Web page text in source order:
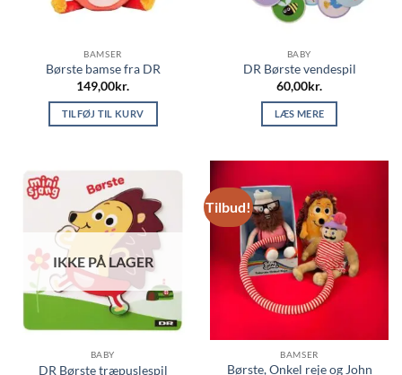
BAMSER
Børste bamse fra DR
149,00kr.
TILFØJ TIL KURV
BABY
DR Børste vendespil
60,00kr.
LÆS MERE
IKKE PÅ LAGER
BABY
DR Børste træpuslespil
Tilbud!
BAMSER
Børste, Onkel reje og John